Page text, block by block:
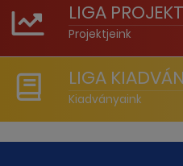
LIGA
Projektjeink
LIGA
Kiadványaink